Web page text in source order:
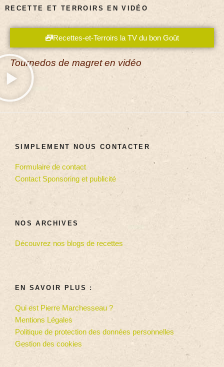
RECETTE ET TERROIRS EN VIDÉO
Recettes-et-Terroirs la TV du bon Goût
Tournedos de magret en vidéo
SIMPLEMENT NOUS CONTACTER
Formulaire de contact
Contact Sponsoring et publicité
NOS ARCHIVES
Découvrez nos blogs de recettes
EN SAVOIR PLUS :
Qui est Pierre Marchesseau ?
Mentions Légales
Politique de protection des données personnelles
Gestion des cookies